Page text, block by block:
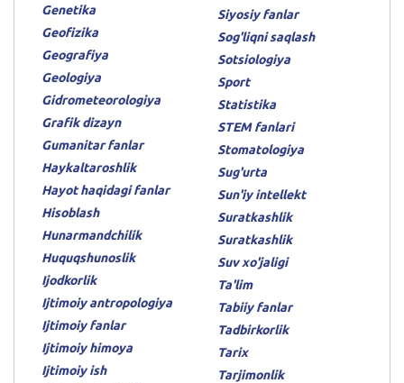
Genetika
Geofizika
Geografiya
Geologiya
Gidrometeorologiya
Grafik dizayn
Gumanitar fanlar
Haykaltaroshlik
Hayot haqidagi fanlar
Hisoblash
Hunarmandchilik
Huquqshunoslik
Ijodkorlik
Ijtimoiy antropologiya
Ijtimoiy fanlar
Ijtimoiy himoya
Ijtimoiy ish
Siyosiy fanlar
Sog'liqni saqlash
Sotsiologiya
Sport
Statistika
STEM fanlari
Stomatologiya
Sug'urta
Sun'iy intellekt
Suratkashlik
Suratkashlik
Suv xo'jaligi
Ta'lim
Tabiiy fanlar
Tadbirkorlik
Tarix
Tarjimonlik